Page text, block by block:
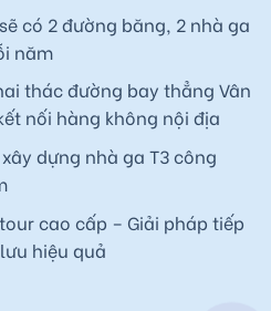
có 2 đường băng, 2 nhà ga
năm
thác đường bay thẳng Vân
nối hàng không nội địa
dựng nhà ga T3 công
cao cấp – Giải pháp tiếp
hiệu quả